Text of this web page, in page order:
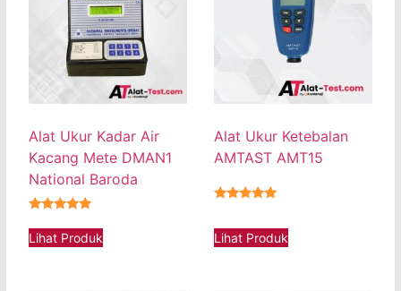
Alat Ukur Kadar Air
Kacang Mete DMAN1
National Baroda
Lihat Produk
Alat Ukur Ketebalan
AMTAST AMT15
Lihat Produk